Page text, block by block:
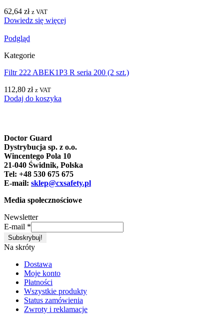
62,64 zł z VAT
Dowiedz się więcej
Podgląd
Kategorie
Filtr 222 ABEK1P3 R seria 200 (2 szt.)
112,80 zł z VAT
Dodaj do koszyka
Doctor Guard
Dystrybucja sp. z o.o.
Wincentego Pola 10
21-040 Świdnik, Polska
Tel: +48 530 675 675
E-mail: sklep@cxsafety.pl
Media społecznościowe
Newsletter
E-mail *
Na skróty
Dostawa
Moje konto
Płatności
Wszystkie produkty
Status zamówienia
Zwroty i reklamacje